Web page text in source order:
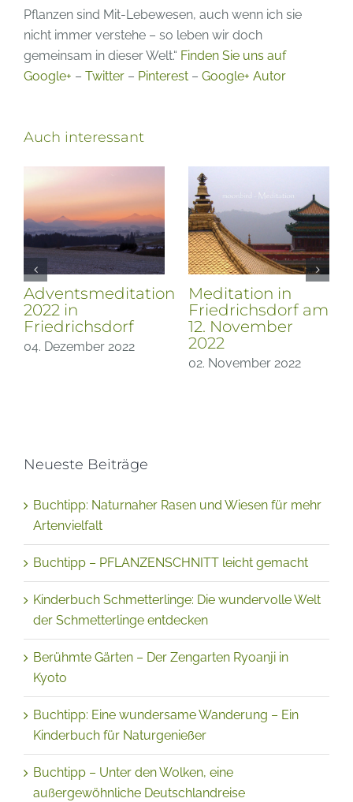
Pflanzen sind Mit-Lebewesen, auch wenn ich sie
nicht immer verstehe – so leben wir doch
gemeinsam in dieser Welt.“ Finden Sie uns auf
Google+ – Twitter – Pinterest – Google+ Autor
Auch interessant
Adventsmeditation
2022 in
Friedrichsdorf
04. Dezember 2022
Meditation in
Friedrichsdorf am
12. November
2022
02. November 2022
Neueste Beiträge
Buchtipp: Naturnaher Rasen und Wiesen für mehr
Artenvielfalt
Buchtipp – PFLANZENSCHNITT leicht gemacht
Kinderbuch Schmetterlinge: Die wundervolle Welt
der Schmetterlinge entdecken
Berühmte Gärten – Der Zengarten Ryoanji in
Kyoto
Buchtipp: Eine wundersame Wanderung – Ein
Kinderbuch für Naturgenießer
Buchtipp – Unter den Wolken, eine
außergewöhnliche Deutschlandreise